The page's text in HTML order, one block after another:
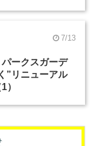
7/13
ークスガーデ
”リニューアル
）